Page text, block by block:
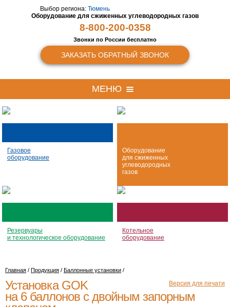
Выбор региона: Тюмень
Оборудование для сжиженных углеводородных газов
8-800-200-0358
Звонки по России бесплатно
ЗАКАЗАТЬ ОБРАТНЫЙ ЗВОНОК
МЕНЮ
Газовое
оборудование
Оборудование
для сжиженных
углеводородных
газов
Резервуары
и технологическое оборудование
Котельное
оборудование
Главная / Продукция / Баллонные установки /
Версия для печати
Установка GOK
на 6 баллонов с двойным запорным